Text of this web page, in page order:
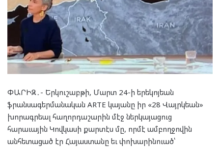
ՓԱՐԻԶ․- Երկուշաբթի, Մարտ 24-ի երեկոյեան
ֆրանսագերմանական ARTE կայանը իր «28 Վայրկեան»
խորագրեալ հաղորդաշարին մէջ ներկայացուց
հարաւային Կովկասի քարտէս մը, որմէ ամբողջովին
անհետացած էր Հայաստանը եւ փոխարինուած՝